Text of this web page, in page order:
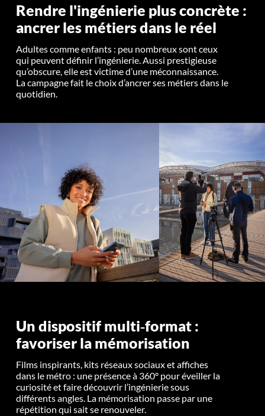
Rendre l'ingénierie plus concrète :
ancrer les métiers dans le réel
Adultes comme enfants : peu nombreux sont ceux
qui peuvent définir l’ingénierie. Aussi prestigieuse
qu’obscure, elle est victime d’une méconnaissance.
La campagne fait le choix d’ancrer ses métiers dans le
quotidien.
Un dispositif multi‑format :
favoriser la mémorisation
Films inspirants, kits réseaux sociaux et affiches
dans le métro : une présence à 360° pour éveiller la
curiosité et faire découvrir l’ingénierie sous
différents angles. La mémorisation passe par une
répétition qui sait se renouveler.